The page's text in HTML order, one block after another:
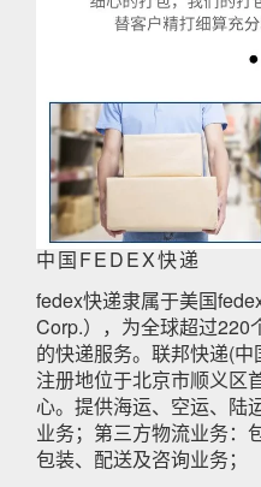
中国FEDEX快递
fedex快递隶属于美国
Corp.），为全球超过220
的快递服务。联邦快递(中
注册地位于北京市顺义区
心。提供海运、空运、陆
业务；第三方物流业务：
包装、配送及咨询业务；